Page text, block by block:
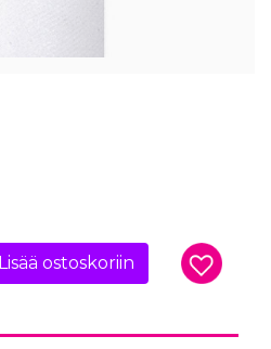
Lisää ostoskoriin